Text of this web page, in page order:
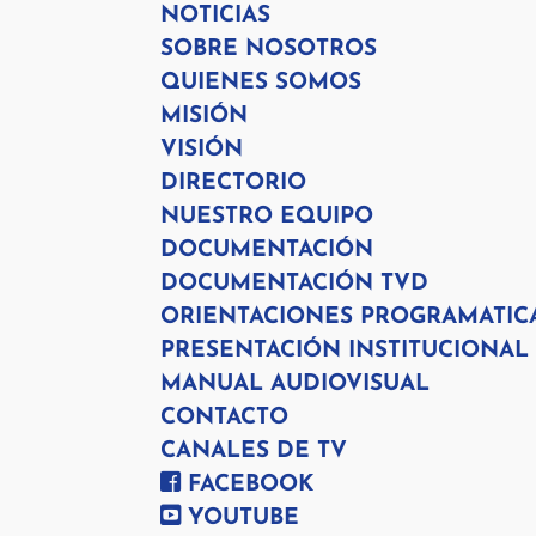
NOTICIAS
SOBRE NOSOTROS
QUIENES SOMOS
MISIÓN
VISIÓN
DIRECTORIO
NUESTRO EQUIPO
DOCUMENTACIÓN
DOCUMENTACIÓN TVD
ORIENTACIONES
PRESENTACIÓN INSTITUCIONAL
MANUAL AUDIOVISUAL
CONTACTO
CANALES DE TV
FACEBOOK
YOUTUBE